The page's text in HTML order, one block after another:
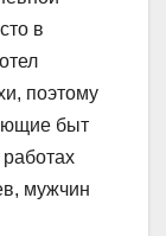
в
поэтому
быт
мужчин